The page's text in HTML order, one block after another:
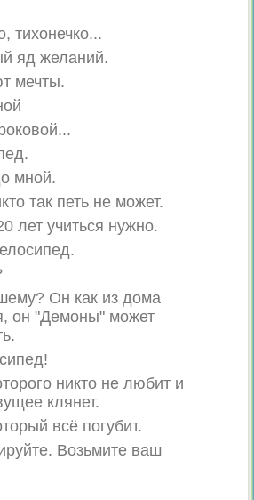
тихонечко...
яд желаний.
мечты.
мной.
так петь не может.
лет учиться нужно.
Он как из дома
он "Демоны" может
никто не любит и
клянет.
всё погубит.
Возьмите ваш